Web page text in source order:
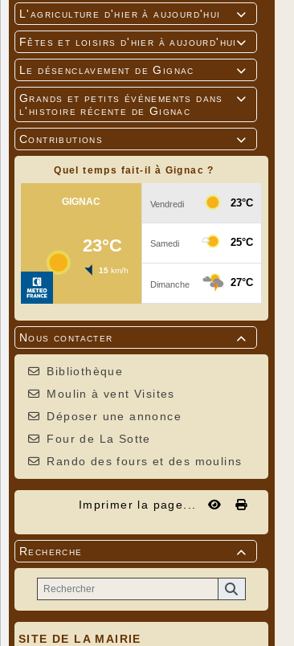

L'agriculture d'hier à aujourd'hui

Fêtes et loisirs d'hier à aujourd'hui

Le désenclavement de Gignac

Grands et petits événements dans
l'histoire récente de Gignac

Contributions
Quel temps fait-il à Gignac ?

Nous contacter
Bibliothèque
Moulin à vent Visites
Déposer une annonce
Four de La Sotte
Rando des fours et des moulins
Imprimer la page...

Recherche
SITE DE LA MAIRIE